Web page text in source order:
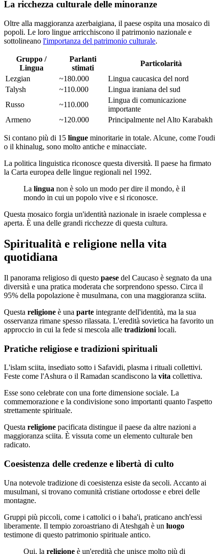
La ricchezza culturale delle minoranze
Oltre alla maggioranza azerbaigiana, il paese ospita una mosaico di
popoli. Le loro lingue arricchiscono il patrimonio nazionale e
sottolineano l'importanza del patrimonio culturale.
Gruppo /
Lingua
Parlanti
stimati
Particolarità
Lezgian
~180.000
Lingua caucasica del nord
Talysh
~110.000
Lingua iraniana del sud
Russo
~110.000
Lingua di comunicazione
importante
Armeno
~120.000 Principalmente nel Alto Karabakh
Si contano più di 15 lingue minoritarie in totale. Alcune, come l'oudi
o il khinalug, sono molto antiche e minacciate.
La politica linguistica riconosce questa diversità. Il paese ha firmato
la Carta europea delle lingue regionali nel 1992.
La lingua non è solo un modo per dire il mondo, è il
mondo in cui un popolo vive e si riconosce.
Questa mosaico forgia un'identità nazionale in israele complessa e
aperta. È una delle grandi ricchezze di questa cultura.
Spiritualità e religione nella vita
quotidiana
Il panorama religioso di questo paese del Caucaso è segnato da una
diversità e una pratica moderata che sorprendono spesso. Circa il
95% della popolazione è musulmana, con una maggioranza sciita.
Questa religione è una parte integrante dell'identità, ma la sua
osservanza rimane spesso rilassata. L'eredità sovietica ha favorito un
approccio in cui la fede si mescola alle tradizioni locali.
Pratiche religiose e tradizioni spirituali
L'islam sciita, insediato sotto i Safavidi, plasma i rituali collettivi.
Feste come l'Ashura o il Ramadan scandiscono la vita collettiva.
Esse sono celebrate con una forte dimensione sociale. La
commemorazione e la condivisione sono importanti quanto l'aspetto
strettamente spirituale.
Questa religione pacificata distingue il paese da altre nazioni a
maggioranza sciita. È vissuta come un elemento culturale ben
radicato.
Coesistenza delle credenze e libertà di culto
Una notevole tradizione di coesistenza esiste da secoli. Accanto ai
musulmani, si trovano comunità cristiane ortodosse e ebrei delle
montagne.
Gruppi più piccoli, come i cattolici o i baha'i, praticano anch'essi
liberamente. Il tempio zoroastriano di Ateshgah è un luogo
testimone di questo patrimonio spirituale antico.
Qui, la religione è un'eredità che unisce molto più di